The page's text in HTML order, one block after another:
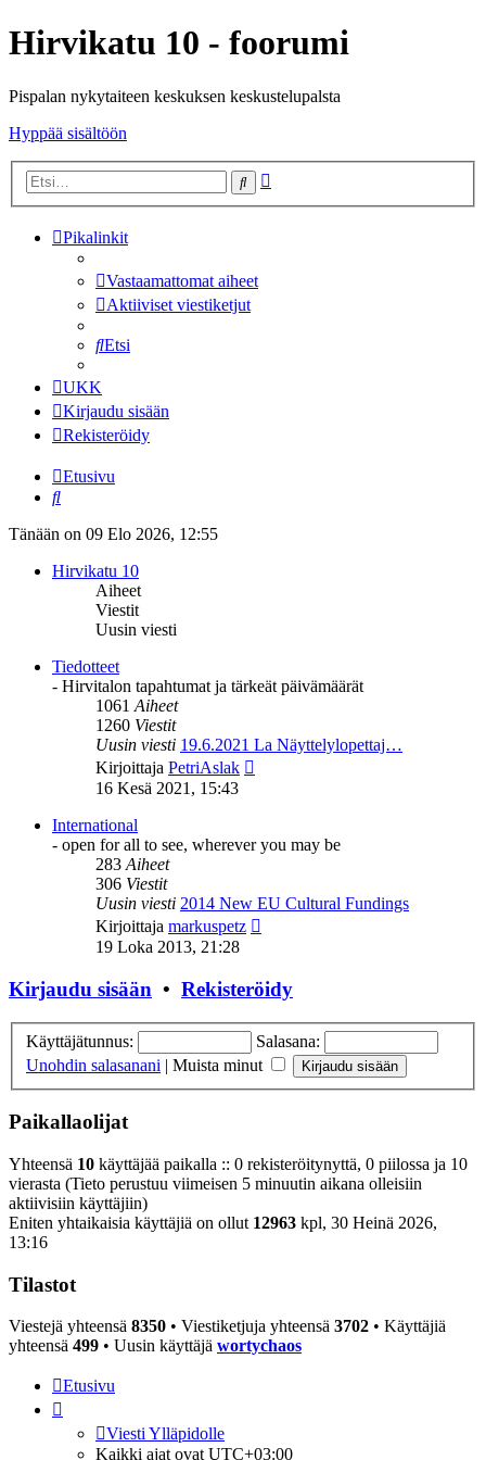
Hirvikatu 10 - foorumi
Pispalan nykytaiteen keskuksen keskustelupalsta
Hyppää sisältöön
Etsi
Pikalinkit
Vastaamattomat aiheet
Aktiiviset viestiketjut
Etsi
UKK
Kirjaudu sisään
Rekisteröidy
Etusivu
Etsi
Tänään on 09 Elo 2026, 12:55
Hirvikatu 10
Aiheet
Viestit
Uusin viesti
Tiedotteet
- Hirvitalon tapahtumat ja tärkeät päivämäärät
1061Aiheet
1260 Viestit
Uusin viesti 19.6.2021 La Näyttelylopettaj…
Kirjoittaja PetriAslak
16 Kesä 2021, 15:43
International
- open for all to see, wherever you may be
283Aiheet
306 Viestit
Uusin viesti 2014 New EU Cultural Fundings
Kirjoittaja markuspetz
19 Loka 2013, 21:28
Kirjaudu sisään • Rekisteröidy
Käyttäjätunnus:
Salasana:
Unohdin salasanani | Muista minut
Paikallaolijat
Yhteensä 10 käyttäjää paikalla :: 0 rekisteröitynyttä, 0 piilossa ja 10
vierasta (Tieto perustuu viimeisen 5 minuutin aikana olleisiin
aktiivisiin käyttäjiin)
Eniten yhtaikaisia käyttäjiä on ollut 12963 kpl, 30 Heinä 2026,
13:16
Tilastot
Viestejä yhteensä 8350 • Viestiketjuja yhteensä 3702 • Käyttäjiä
yhteensä 499 • Uusin käyttäjä wortychaos
Etusivu
Viesti Ylläpidolle
Kaikki ajat ovat UTC+03:00